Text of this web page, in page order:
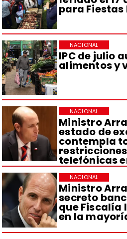
para
IPC de julio
alimentos y
NACIONAL
Ministro
estado de
contempla
telefónicas
NACIONAL
Ministro
secreto
que
en la
NACIONAL